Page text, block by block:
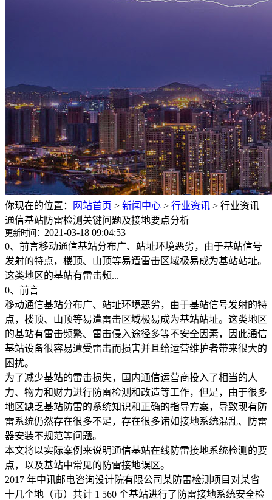
你现在的位置： 网站首页 > 新闻中心 > 行业资讯 > 行业资讯
通信基站防雷检测关键问题及接地要点分析
更新时间： 2021-03-18 09:04:53
0、前言移动通信基站分布广、站址环境恶劣，由于基站信号
发射的特点，楼顶、山顶等易遭雷击区域极易成为基站站址。
这类地区的基站有雷击频...
0、前言
移动通信基站分布广、站址环境恶劣，由于基站信号发射的特
点，楼顶、山顶等易遭雷击区域极易成为基站站址。这类地区
的基站有雷击频繁、雷击侵入途径多等不安全因素，因此通信
基站设备很容易遭受雷击而损害并且给运营维护者带来很大的
困扰。
为了减少基站的雷击损失，国内通信运营商投入了相当的人
力、物力和财力进行防雷检测和改造等工作，但是，由于很多
地区缺乏基站防雷的系统知识和正确的指导方案，导致现有防
雷系统仍然存在很多不足，存在很多诸如接地系统混乱、防雷
器安装不规范等问题。
本文将以实际案例来说明通信基站在线防雷接地系统检测的要
点，以及基站中常见的防雷接地误区。
2017 年中讯邮电咨询设计院有限公司某防雷检测项目对某省
十几个地（市）共计 1 560 个基站进行了防雷接地系统安全检